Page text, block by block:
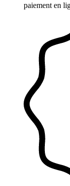
paiement en